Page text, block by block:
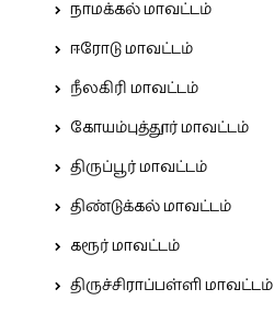
நாமக்கல் மாவட்டம்
ஈரோடு மாவட்டம்
நீலகிரி மாவட்டம்
கோயம்புத்தூர் மாவட்டம்
திருப்பூர் மாவட்டம்
திண்டுக்கல் மாவட்டம்
கரூர் மாவட்டம்
திருச்சிராப்பள்ளி மாவட்டம்